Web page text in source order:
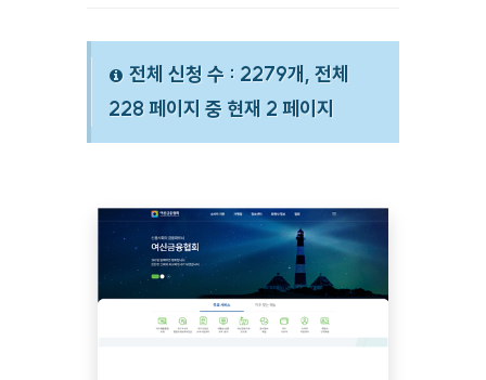
전체 신청 수 : 2279개, 전체
228 페이지 중 현재 2 페이지